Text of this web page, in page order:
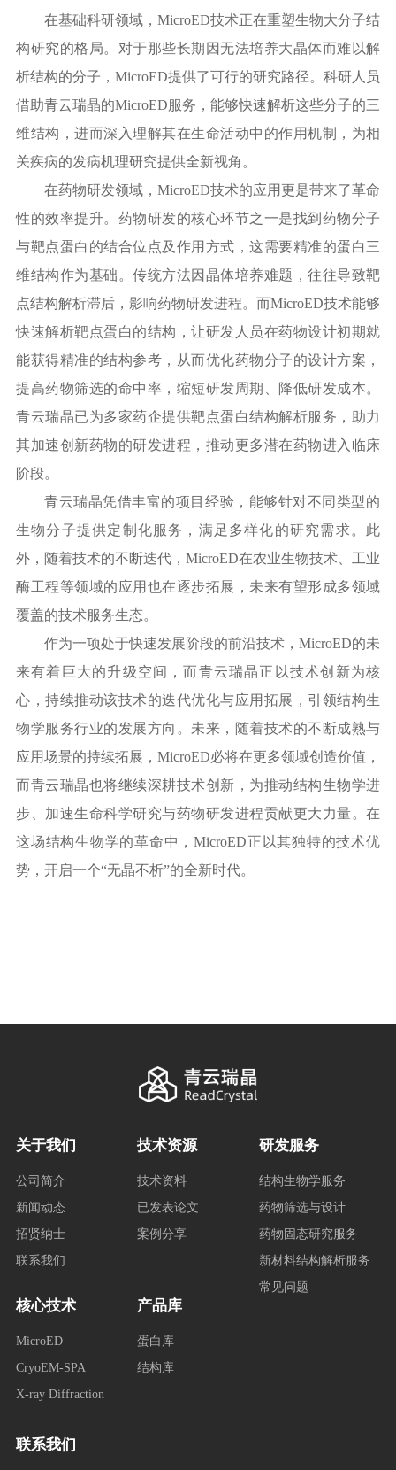
在基础科研领域， MicroED技术正在重塑生物大分子结
构研究的格局。对于那些长期因无法培养大晶体而难以解
析结构的分子，MicroED提供了可行的研究路径。科研人员
借助青云瑞晶的MicroED服务，能够快速解析这些分子的三
维结构，进而深入理解其在生命活动中的作用机制，为相
关疾病的发病机理研究提供全新视角。
在药物研发领域， MicroED技术的应用更是带来了革命
性的效率提升。药物研发的核心环节之一是找到药物分子
与靶点蛋白的结合位点及作用方式，这需要精准的蛋白三
维结构作为基础。传统方法因晶体培养难题，往往导致靶
点结构解析滞后，影响药物研发进程。而MicroED技术能够
快速解析靶点蛋白的结构，让研发人员在药物设计初期就
能获得精准的结构参考，从而优化药物分子的设计方案，
提高药物筛选的命中率，缩短研发周期、降低研发成本。
青云瑞晶已为多家药企提供靶点蛋白结构解析服务，助力
其加速创新药物的研发进程，推动更多潜在药物进入临床
阶段。
青云瑞晶凭借丰富的项目经验，能够针对不同类型的
生物分子提供定制化服务，满足多样化的研究需求。此
外，随着技术的不断迭代， MicroED在农业生物技术、工业
酶工程等领域的应用也在逐步拓展，未来有望形成多领域
覆盖的技术服务生态。
作为一项处于快速发展阶段的前沿技术， MicroED的未
来有着巨大的升级空间，而青云瑞晶正以技术创新为核
心，持续推动该技术的迭代优化与应用拓展，引领结构生
物学服务行业的发展方向。未来，随着技术的不断成熟与
应用场景的持续拓展，MicroED必将在更多领域创造价值，
而青云瑞晶也将继续深耕技术创新，为推动结构生物学进
步、加速生命科学研究与药物研发进程贡献更大力量。在
这场结构生物学的革命中，MicroED正以其独特的技术优
势，开启一个“无晶不析”的全新时代。
研发服务
结构生物学服务
药物筛选与设计
药物固态研究服务
新材料结构解析服务
常见问题
产品库
蛋白库
结构库
核心技术
MicroED
CryoEM-SPA
X-ray Diffraction
技术资源
技术资料
已发表论文
案例分享
关于我们
公司简介
新闻动态
招贤纳士
联系我们
联系我们